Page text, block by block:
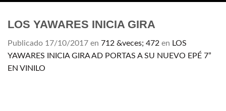
LOS YAWARES INICIA GIRA
Publicado 17/10/2017 en 712 &veces; 472 en LOS
YAWARES INICIA GIRA AD PORTAS A SU NUEVO EPÉ 7”
EN VINILO